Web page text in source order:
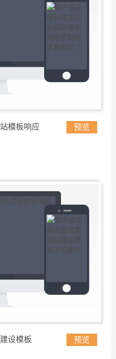
模板响应
预览
设模板
预览